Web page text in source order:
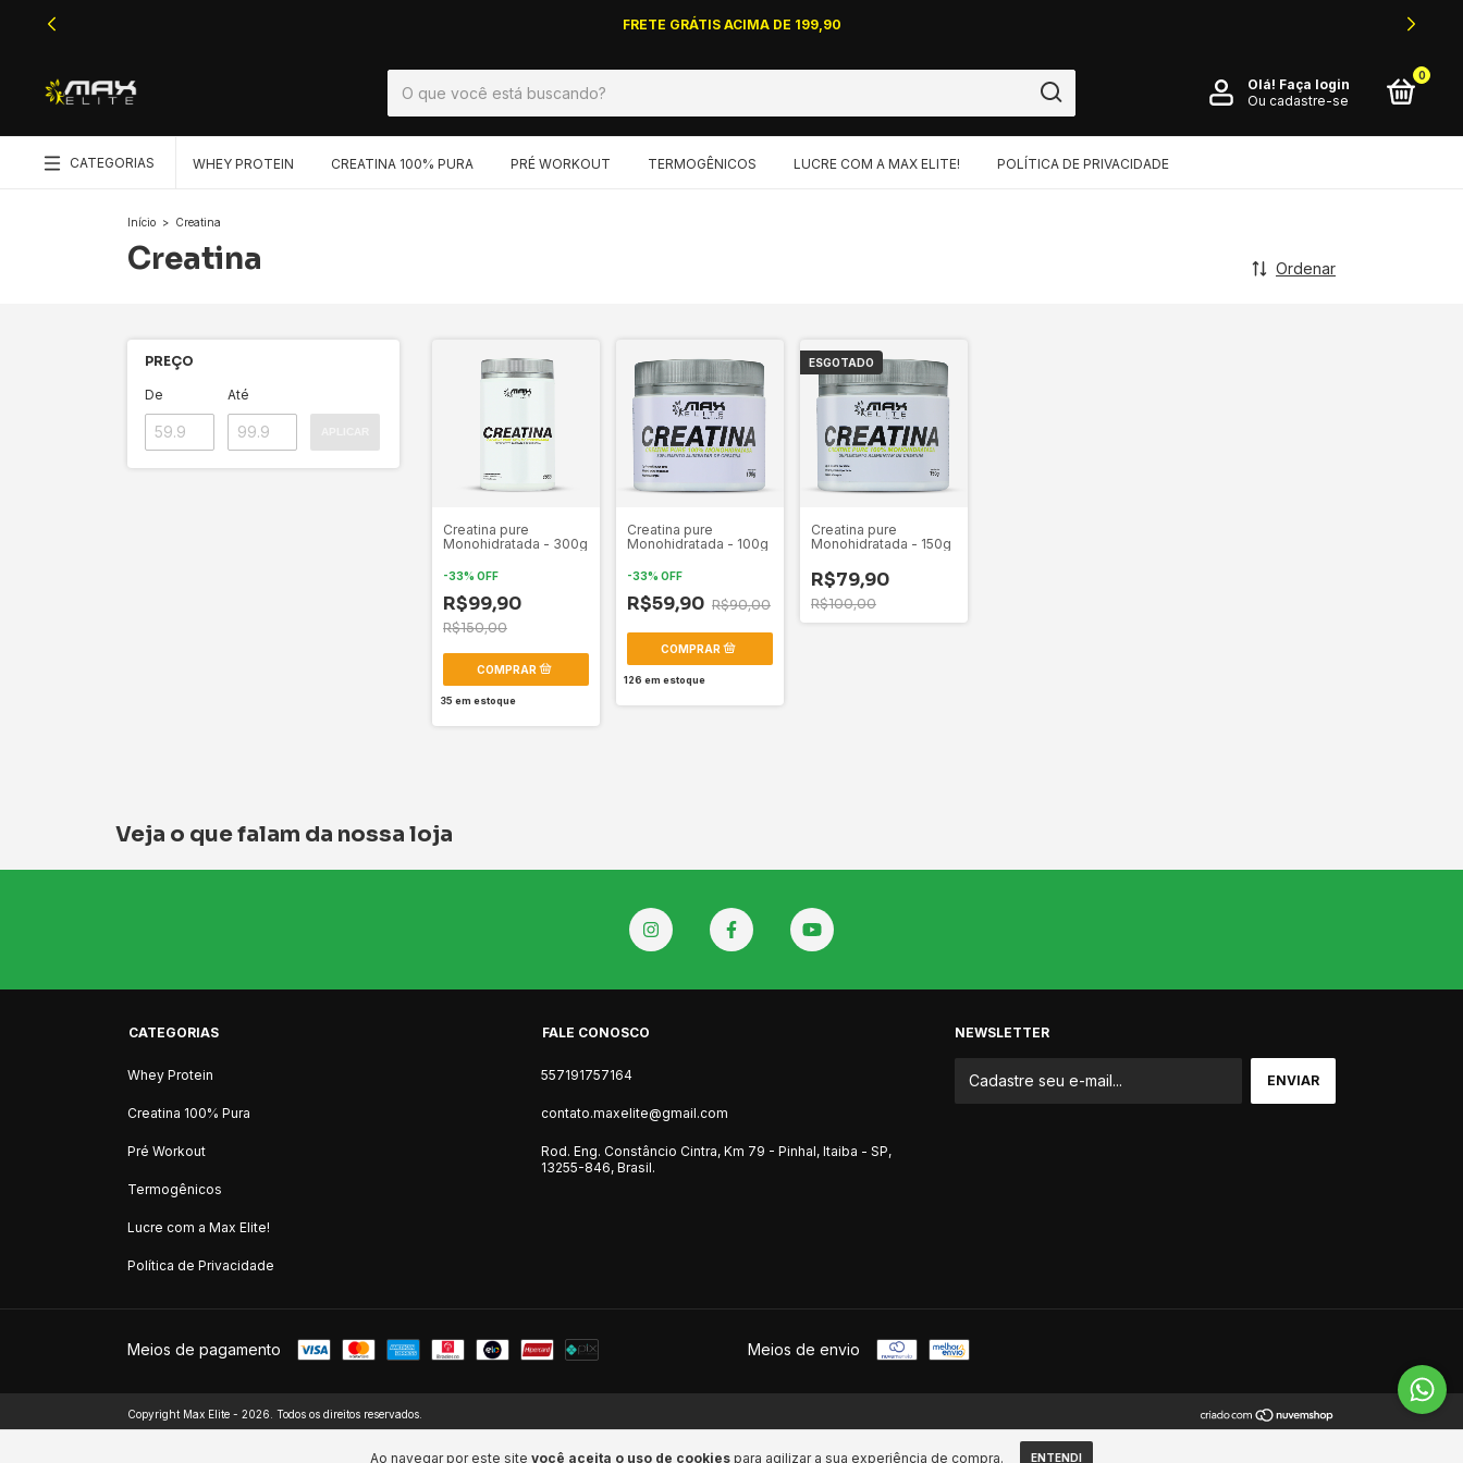
FRETE GRÁTIS ACIMA DE 199,90
Olá! Faça login
Ou cadastre-se
0
CATEGORIAS WHEY PROTEIN CREATINA 100% PURA PRÉ WORKOUT TERMOGÊNICOS LUCRE COM A MAX ELITE! POLÍTICA DE PRIVACIDADE
Ao navegar por este site você aceita o uso de cookies para agilizar a sua experiência de compra. ENTENDI
Início > Creatina
Creatina Ordenar
PREÇO
De Até
Creatina pure
Monohidratada - 300g
-33% OFF
R$99,90
R$150,00
35 em estoque
Creatina pure
Monohidratada - 100g
-33% OFF
R$59,90 R$90,00
126 em estoque
ESGOTADO
Creatina pure
Monohidratada - 150g
R$79,90
R$100,00
Veja o que falam da nossa loja
CATEGORIAS
Whey Protein
Creatina 100% Pura
Pré Workout
Termogênicos
Lucre com a Max Elite!
Política de Privacidade
FALE CONOSCO
557191757164
contato.maxelite@gmail.com
Rod. Eng. Constâncio Cintra, Km 79 - Pinhal, Itaiba - SP,
13255-846, Brasil.
NEWSLETTER
Meios de pagamento Meios de envio
Copyright Max Elite - 2026. Todos os direitos reservados.